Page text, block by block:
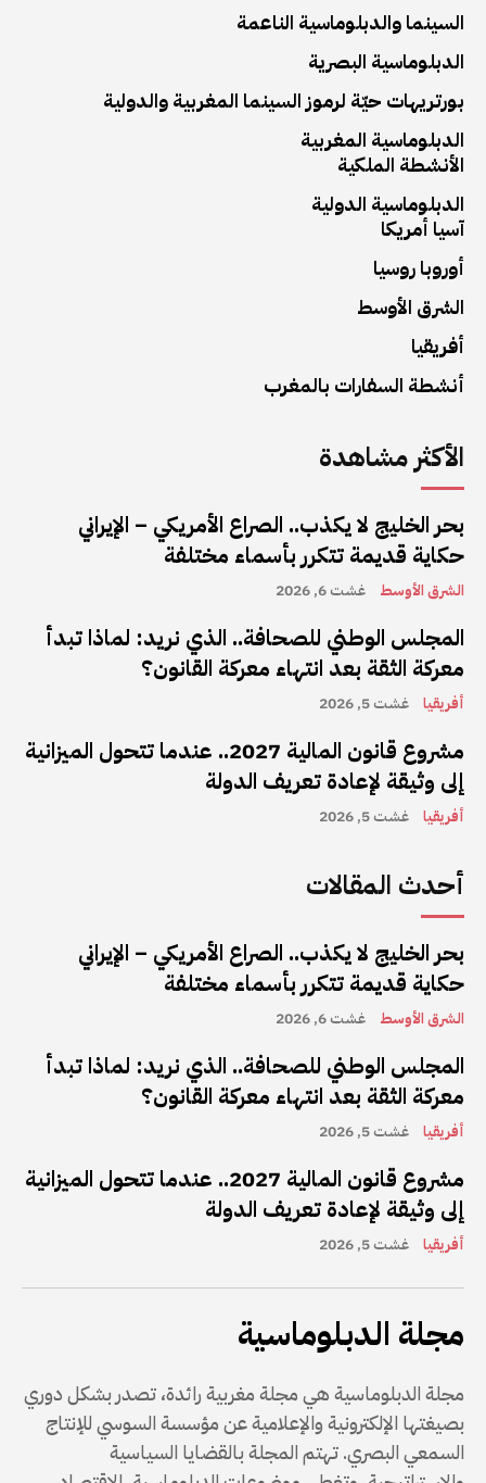
السينما والدبلوماسية الناعمة
الدبلوماسية البصرية
بورتريهات حيّة لرموز السينما المغربية والدولية
الدبلوماسية المغربية
الأنشطة الملكية
الدبلوماسية الدولية
آسيا أمريكا
أوروبا روسيا
الشرق الأوسط
أفريقيا
أنشطة السفارات بالمغرب
الأكثر مشاهدة
بحر الخليج لا يكذب.. الصراع الأمريكي – الإيراني
حكاية قديمة تتكرر بأسماء مختلفة
الشرق الأوسط غشت 6, 2026
المجلس الوطني للصحافة.. الذي نريد: لماذا تبدأ
معركة الثقة بعد انتهاء معركة القانون؟
أفريقيا غشت 5, 2026
مشروع قانون المالية 2027.. عندما تتحول الميزانية
إلى وثيقة لإعادة تعريف الدولة
أفريقيا غشت 5, 2026
أحدث المقالات
بحر الخليج لا يكذب.. الصراع الأمريكي – الإيراني
حكاية قديمة تتكرر بأسماء مختلفة
الشرق الأوسط غشت 6, 2026
المجلس الوطني للصحافة.. الذي نريد: لماذا تبدأ
معركة الثقة بعد انتهاء معركة القانون؟
أفريقيا غشت 5, 2026
مشروع قانون المالية 2027.. عندما تتحول الميزانية
إلى وثيقة لإعادة تعريف الدولة
أفريقيا غشت 5, 2026
مجلة الدبلوماسية
مجلة الدبلوماسية هي مجلة مغربية رائدة، تصدر بشكل دوري
بصيغتها الإلكترونية والإعلامية عن مؤسسة السوسي للإنتاج
السمعي البصري. تهتم المجلة بالقضايا السياسية